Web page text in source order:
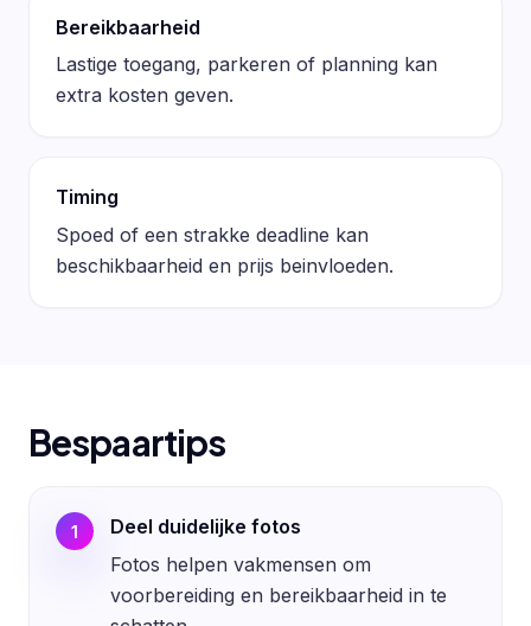
Bereikbaarheid
Lastige toegang, parkeren of planning kan
extra kosten geven.
Timing
Spoed of een strakke deadline kan
beschikbaarheid en prijs beinvloeden.
Bespaartips
1
Deel duidelijke fotos
Fotos helpen vakmensen om
voorbereiding en bereikbaarheid in te